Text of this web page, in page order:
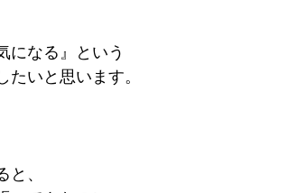
になる』という
いと思います。
、